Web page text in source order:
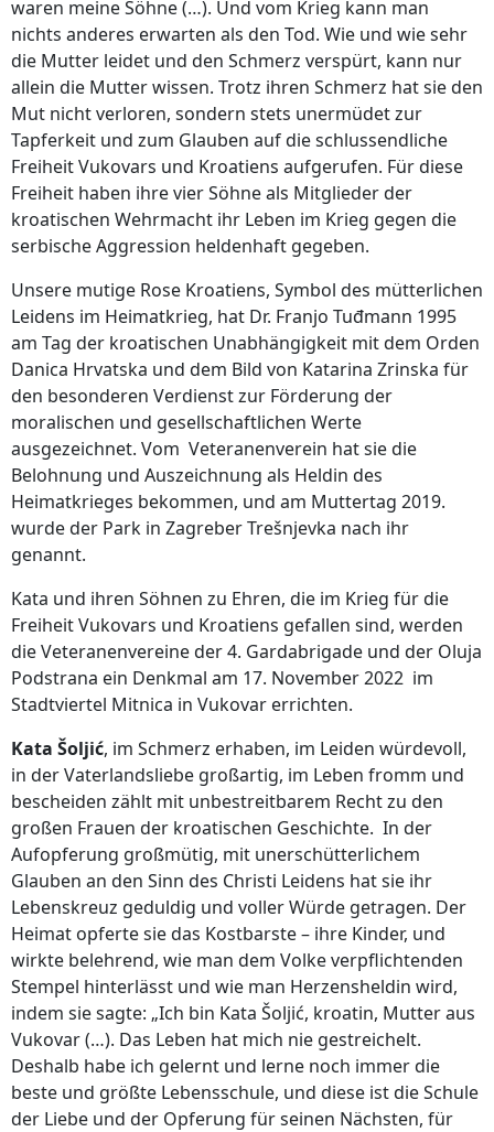
waren meine Söhne (…). Und vom Krieg kann man
nichts anderes erwarten als den Tod. Wie und wie sehr
die Mutter leidet und den Schmerz verspürt, kann nur
allein die Mutter wissen. Trotz ihren Schmerz hat sie den
Mut nicht verloren, sondern stets unermüdet zur
Tapferkeit und zum Glauben auf die schlussendliche
Freiheit Vukovars und Kroatiens aufgerufen. Für diese
Freiheit haben ihre vier Söhne als Mitglieder der
kroatischen Wehrmacht ihr Leben im Krieg gegen die
serbische Aggression heldenhaft gegeben.
Unsere mutige Rose Kroatiens, Symbol des mütterlichen
Leidens im Heimatkrieg, hat Dr. Franjo Tuđmann 1995
am Tag der kroatischen Unabhängigkeit mit dem Orden
Danica Hrvatska und dem Bild von Katarina Zrinska für
den besonderen Verdienst zur Förderung der
moralischen und gesellschaftlichen Werte
ausgezeichnet. Vom Veteranenverein hat sie die
Belohnung und Auszeichnung als Heldin des
Heimatkrieges bekommen, und am Muttertag 2019.
wurde der Park in Zagreber Trešnjevka nach ihr
genannt.
Kata und ihren Söhnen zu Ehren, die im Krieg für die
Freiheit Vukovars und Kroatiens gefallen sind, werden
die Veteranenvereine der 4. Gardabrigade und der Oluja
Podstrana ein Denkmal am 17. November 2022 im
Stadtviertel Mitnica in Vukovar errichten.
Kata Šoljić, im Schmerz erhaben, im Leiden würdevoll,
in der Vaterlandsliebe großartig, im Leben fromm und
bescheiden zählt mit unbestreitbarem Recht zu den
großen Frauen der kroatischen Geschichte. In der
Aufopferung großmütig, mit unerschütterlichem
Glauben an den Sinn des Christi Leidens hat sie ihr
Lebenskreuz geduldig und voller Würde getragen. Der
Heimat opferte sie das Kostbarste – ihre Kinder, und
wirkte belehrend, wie man dem Volke verpflichtenden
Stempel hinterlässt und wie man Herzensheldin wird,
indem sie sagte: „Ich bin Kata Šoljić, kroatin, Mutter aus
Vukovar (…). Das Leben hat mich nie gestreichelt.
Deshalb habe ich gelernt und lerne noch immer die
beste und größte Lebensschule, und diese ist die Schule
der Liebe und der Opferung für seinen Nächsten, für